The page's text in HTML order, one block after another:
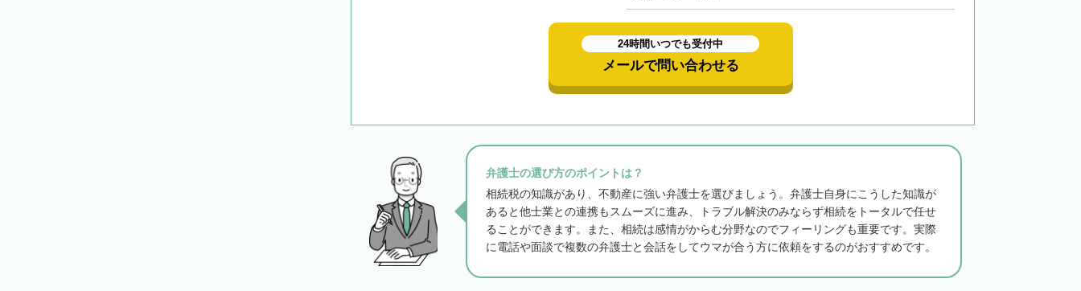
24時間いつでも受付中
メールで問い合わせる
弁護士の選び方のポイントは？
相続税の知識があり、不動産に強い弁護士を選びましょう。弁護士自身にこうした知識が
あると他士業との連携もスムーズに進み、トラブル解決のみならず相続をトータルで任せ
ることができます。また、相続は感情がからむ分野なのでフィーリングも重要です。実際
に電話や面談で複数の弁護士と会話をしてウマが合う方に依頼をするのがおすすめです。